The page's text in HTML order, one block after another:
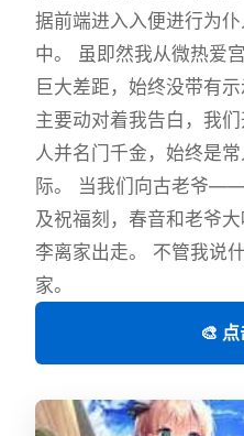
据前端进入入便进行为
中。 虽即然我从微热爱
巨大差距，始终没带有
主要动对着我告白，我
人并名门千金，始终是
际。 当我们向古老爷
及祝福刻，春音和老爷
李离家出走。 不管我说
家。
🎨